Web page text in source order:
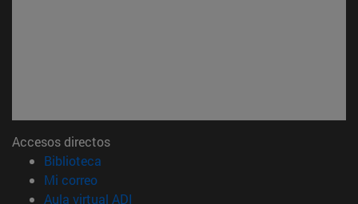
Accesos directos
Biblioteca
Mi correo(abre en nueva ventana)
Aula virtual ADI